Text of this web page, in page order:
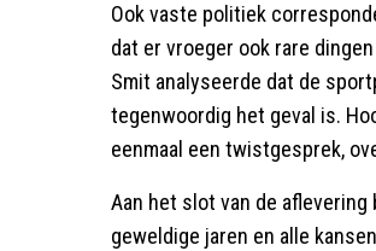
Ook vaste politiek
dat er vroeger ook rare
Smit analyseerde dat de
tegenwoordig het geval is.
eenmaal een twistgesprek,
Aan het slot van de
geweldige jaren en alle